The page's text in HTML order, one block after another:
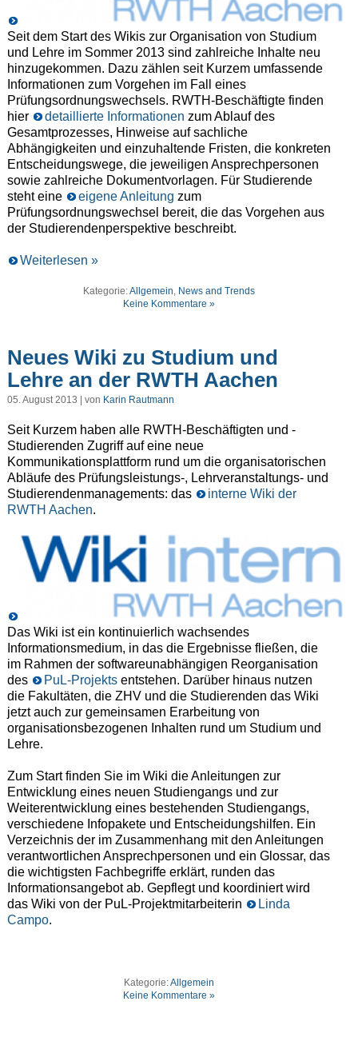
Seit dem Start des Wikis zur Organisation von Studium
und Lehre im Sommer 2013 sind zahlreiche Inhalte neu
hinzugekommen. Dazu zählen seit Kurzem umfassende
Informationen zum Vorgehen im Fall eines
Prüfungsordnungswechsels. RWTH-Beschäftigte finden
hier
detaillierte Informationen zum Ablauf des
Gesamtprozesses, Hinweise auf sachliche
Abhängigkeiten und einzuhaltende Fristen, die konkreten
Entscheidungswege, die jeweiligen Ansprechpersonen
sowie zahlreiche Dokumentvorlagen. Für Studierende
steht eine
eigene Anleitung zum
Prüfungsordnungswechsel bereit, die das Vorgehen aus
der Studierendenperspektive beschreibt.
Weiterlesen »
Kategorie:Allgemein, News and Trends
Keine Kommentare »
Neues Wiki zu Studium und
Lehre an der RWTH Aachen
05. August 2013 | von Karin Rautmann
Seit Kurzem haben alle RWTH-Beschäftigten und -
Studierenden Zugriff auf eine neue
Kommunikationsplattform rund um die organisatorischen
Abläufe des Prüfungsleistungs-, Lehrveranstaltungs- und
Studierendenmanagements: das
interne Wiki der
RWTH Aachen.
Das Wiki ist ein kontinuierlich wachsendes
Informationsmedium, in das die Ergebnisse fließen, die
im Rahmen der softwareunabhängigen Reorganisation
des
PuL-Projektsentstehen. Darüber hinaus nutzen
die Fakultäten, die ZHV und die Studierenden das Wiki
jetzt auch zur gemeinsamen Erarbeitung von
organisationsbezogenen Inhalten rund um Studium und
Lehre.
Zum Start finden Sie im Wiki die Anleitungen zur
Entwicklung eines neuen Studiengangs und zur
Weiterentwicklung eines bestehenden Studiengangs,
verschiedene Infopakete und Entscheidungshilfen. Ein
Verzeichnis der im Zusammenhang mit den Anleitungen
verantwortlichen Ansprechpersonen und ein Glossar, das
die wichtigsten Fachbegriffe erklärt, runden das
Informationsangebot ab. Gepflegt und koordiniert wird
das Wiki von der PuL-Projektmitarbeiterin
Linda
Campo.
Kategorie:Allgemein
Keine Kommentare »